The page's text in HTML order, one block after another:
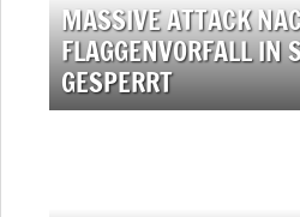
MASSIVE ATTACK
FLAGGENVORFALL IN
GESPERRT